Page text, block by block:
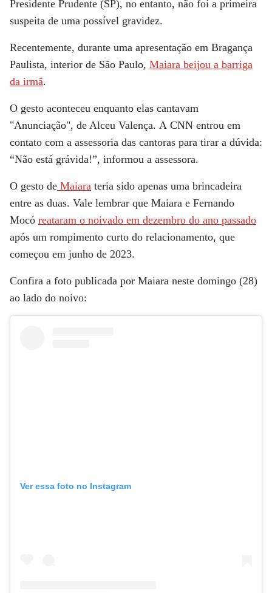
Presidente Prudente (SP), no entanto, não foi a primeira
suspeita de uma possível gravidez.
Recentemente, durante uma apresentação em Bragança
Paulista, interior de São Paulo, Maiara beijou a barriga
da irmã.
O gesto aconteceu enquanto elas cantavam
"Anunciação", de Alceu Valença. A CNN entrou em
contato com a assessoria das cantoras para tirar a dúvida:
“Não está grávida!”, informou a assessora.
O gesto de Maiara teria sido apenas uma brincadeira
entre as duas. Vale lembrar que Maiara e Fernando
Mocó reataram o noivado em dezembro do ano passado
após um rompimento curto do relacionamento, que
começou em junho de 2023.
Confira a foto publicada por Maiara neste domingo (28)
ao lado do noivo:
Ver essa foto no Instagram